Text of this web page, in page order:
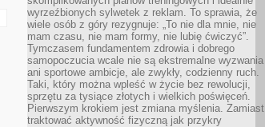
wyrzeźbionych sylwetek z reklam. To sprawia, że
wiele osób z góry rezygnuje: „To nie dla mnie, nie
mam czasu, nie mam formy, nie lubię ćwiczyć”.
Tymczasem fundamentem zdrowia i dobrego
samopoczucia wcale nie są ekstremalne wyzwania
ani sportowe ambicje, ale zwykły, codzienny ruch.
Taki, który można wpleść w życie bez rewolucji,
sprzętu za tysiące złotych i wielkich poświęceń.
Pierwszym krokiem jest zmiana myślenia. Zamiast
traktować aktywność fizyczną jak przykry